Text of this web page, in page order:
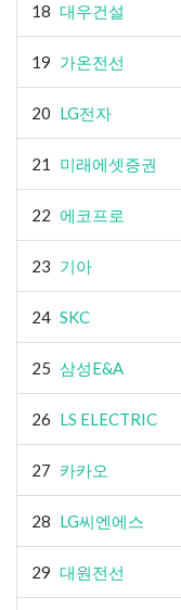
18 대우건설
19 가온전선
20 LG전자
21 미래에셋증권
22 에코프로
23 기아
24 SKC
25 삼성E&A
26 LS ELECTRIC
27 카카오
28 LG씨엔에스
29 대원전선